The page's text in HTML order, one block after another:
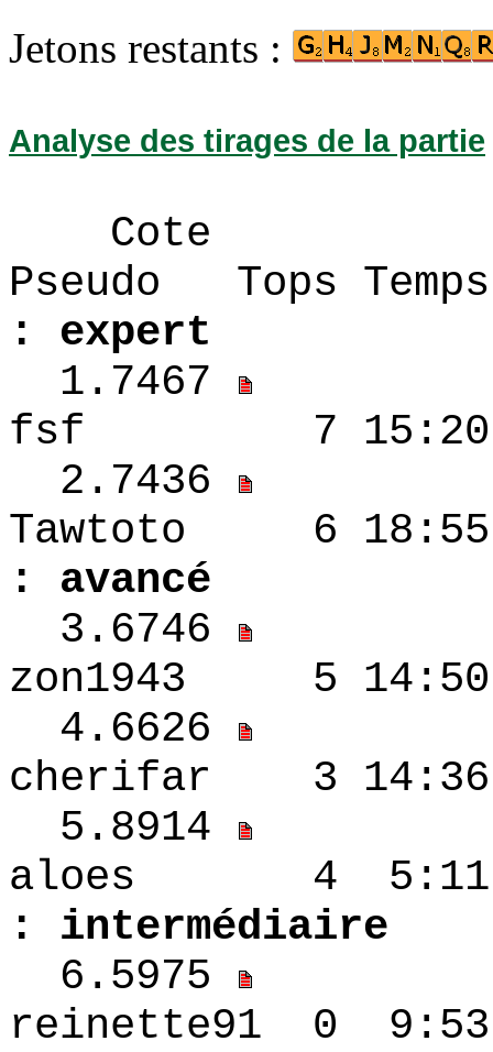
Jetons restants :
Analyse des tirages de la partie
Cote
Pseudo Tops
: expert
1.7467
fsf 7 15:20 -
2.7436
Tawtoto 6
: avancé
3.6746
zon1943 5
4.6626
cherifar 3
5.8914
aloes 4
: intermédiaire
6.5975
reinette91 0